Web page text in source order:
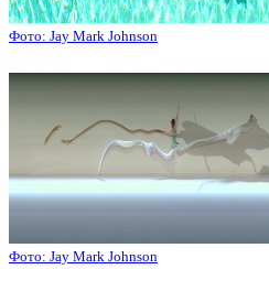
Фото: Jay Mark Johnson
Фото: Jay Mark Johnson